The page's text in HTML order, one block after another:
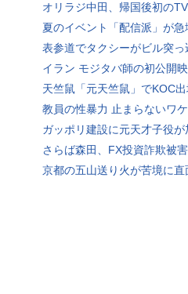
オリラジ中田、帰国後初の
夏のイベント「配信派」が急
表参道でタクシーがビル突っ
イラン モジタバ師の初公開
天竺鼠「元天竺鼠」でKOC
教員の性暴力 止まらないワケ
ガッポリ建設に元天才子役が
さらば森田、FX投資詐欺被
京都の五山送り火が苦境に直